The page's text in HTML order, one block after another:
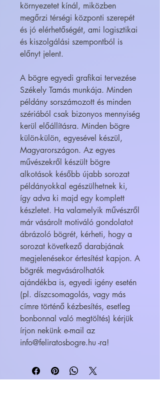
környezetet kínál, miközben
megőrzi térségi központi szerepét
és jó elérhetőségét, ami logisztikai
és kiszolgálási szempontból is
előnyt jelent.
A bögre egyedi grafikai tervezése
Székely Tamás munkája. Minden
példány sorszámozott és minden
szériából csak bizonyos mennyiség
kerül előállításra. Minden bögre
külön-külön, egyesével készül,
Magyarországon. Az egyes
művészekről készült bögre
alkotások később újabb sorozat
példányokkal egészülhetnek ki,
így adva ki majd egy komplett
készletet. Ha valamelyik művészről
már vásárolt motiváló gondolatot
ábrázoló bögrét, kérheti, hogy a
sorozat következő darabjának
megjelenésekor értesítést kapjon. A
bögrék megvásárolhatók
ajándékba is, egyedi igény esetén
(pl. díszcsomagolás, vagy más
címre történő kézbesítés, esetleg
bonbonnal való megtöltés) kérjük
írjon nekünk e-mail az
info@feliratosbogre.hu -ra!